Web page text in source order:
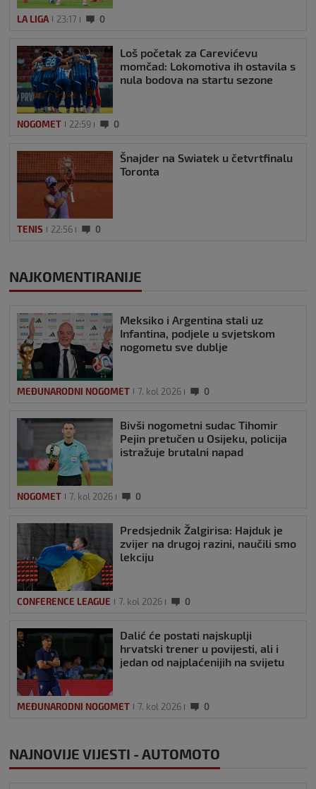
LA LIGA 23:17 0
Loš početak za Carevićevu
momčad: Lokomotiva ih ostavila s
nula bodova na startu sezone
NOGOMET 22:59 0
Šnajder na Swiatek u četvrtfinalu
Toronta
TENIS 22:56 0
NAJKOMENTIRANIJE
Meksiko i Argentina stali uz
Infantina, podjele u svjetskom
nogometu sve dublje
MEĐUNARODNI NOGOMET 7. kol 2026 0
Bivši nogometni sudac Tihomir
Pejin pretučen u Osijeku, policija
istražuje brutalni napad
NOGOMET 7. kol 2026 0
Predsjednik Žalgirisa: Hajduk je
zvijer na drugoj razini, naučili smo
lekciju
CONFERENCE LEAGUE 7. kol 2026 0
Dalić će postati najskuplji
hrvatski trener u povijesti, ali i
jedan od najplaćenijih na svijetu
MEĐUNARODNI NOGOMET 7. kol 2026 0
NAJNOVIJE VIJESTI - AUTOMOTO